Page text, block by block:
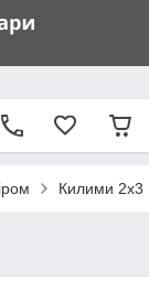
Килими 2х3